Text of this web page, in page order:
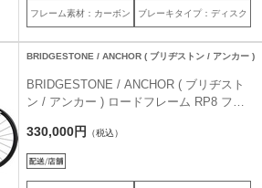
フレーム素材：カーボン ブレーキタイプ：ディスク
BRIDGESTONE / ANCHOR ( ブリヂストン / アンカー )
BRIDGESTONE / ANCHOR ( ブリヂスト
ン / アンカー ) ロードフレーム RP8 フレ
目安165cm前後 )
330,000円 （税込）